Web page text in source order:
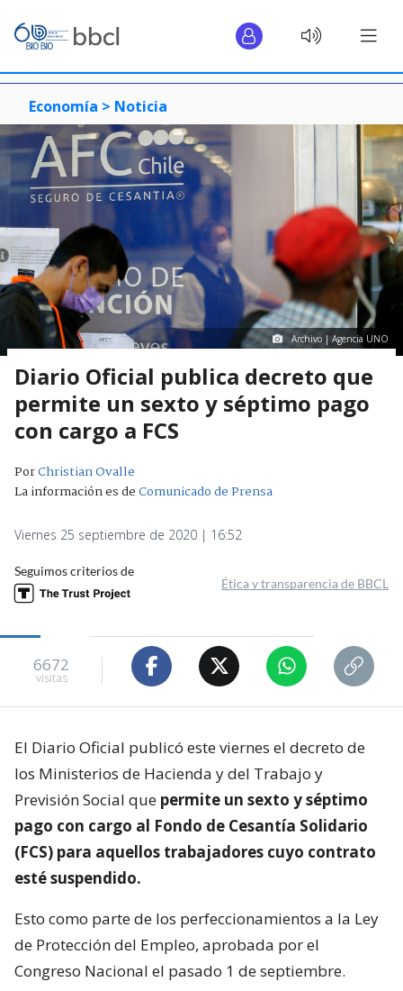
Economía > Noticia
Archivo | Agencia UNO
Diario Oficial publica decreto que
permite un sexto y séptimo pago
con cargo a FCS
PorChristian Ovalle
La información es deComunicado de Prensa
Viernes 25 septiembre de 2020 | 16:52
Seguimos criterios de
Ética y transparencia de BBCL
6672
visitas
El Diario Oficial publicó este viernes el decreto de
los Ministerios de Hacienda y del Trabajo y
Previsión Social que permite un sexto y séptimo
pago con cargo al Fondo de Cesantía Solidario
(FCS) para aquellos trabajadores cuyo contrato
esté suspendido.
Esto como parte de los perfeccionamientos a la Ley
de Protección del Empleo, aprobada por el
Congreso Nacional el pasado 1 de septiembre.